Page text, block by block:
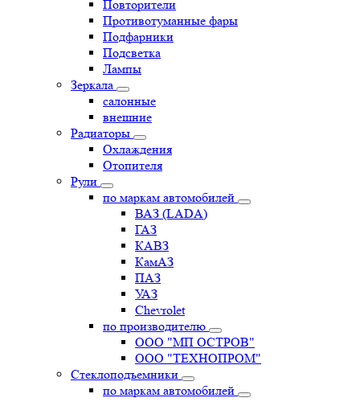
Повторители
Противотуманные фары
Подфарники
Подсветка
Лампы
Зеркала
салонные
внешние
Радиаторы
Охлаждения
Отопителя
Рули
по маркам автомобилей
ВАЗ (LADA)
ГАЗ
КАВЗ
КамАЗ
ПАЗ
УАЗ
Chevrolet
по производителю
ООО "МП ОСТРОВ"
ООО "ТЕХНОПРОМ"
Стеклоподъемники
по маркам автомобилей